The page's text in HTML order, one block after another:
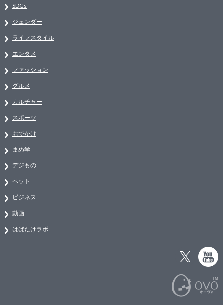
SDGs
ジェンダー
ライフスタイル
エンタメ
ファッション
グルメ
カルチャー
スポーツ
おでかけ
まめ学
デジもの
ペット
ビジネス
動画
はばたけラボ